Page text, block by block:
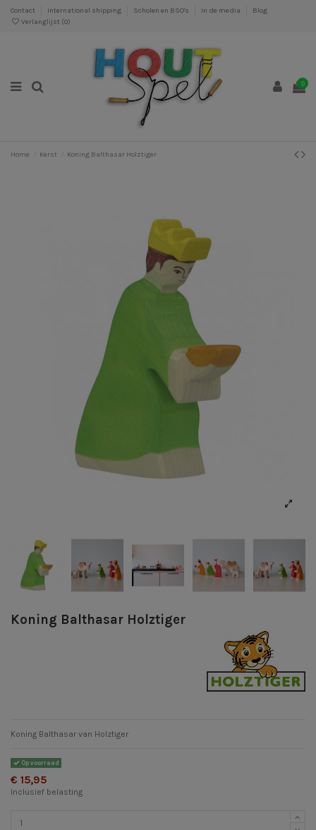
Contact International shipping Scholen en BSO's In de media
Blog
Verlanglijst (0)
0
Home Kerst Koning Balthasar Holztiger
Koning Balthasar Holztiger
Koning Balthasar van Holztiger
Op voorraad
€ 15,95
Inclusief belasting